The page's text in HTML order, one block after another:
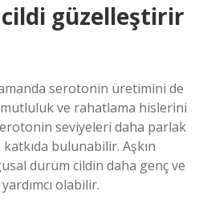
cildi güzelleştirir
serotonin üretimini de
ve rahatlama hislerini
seviyeleri daha parlak
bulunabilir. Aşkın
durum cildin daha genç ve
olabilir.